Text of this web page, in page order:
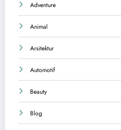
Adventure
Animal
Arsitektur
Automotif
Beauty
Blog